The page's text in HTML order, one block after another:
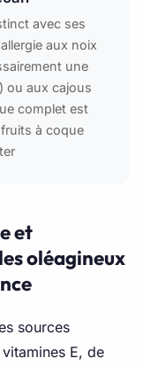
avec ses
aux noix
une
ou aux cajous
complet est
à coque
et
oléagineux
sources
E, de